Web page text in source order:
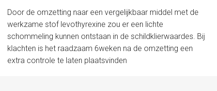
Door de omzetting naar een vergelijkbaar middel met de
werkzame stof levothyrexine zou er een lichte
schommeling kunnen ontstaan in de schildklierwaardes. Bij
klachten is het raadzaam 6weken na de omzetting een
extra controle te laten plaatsvinden